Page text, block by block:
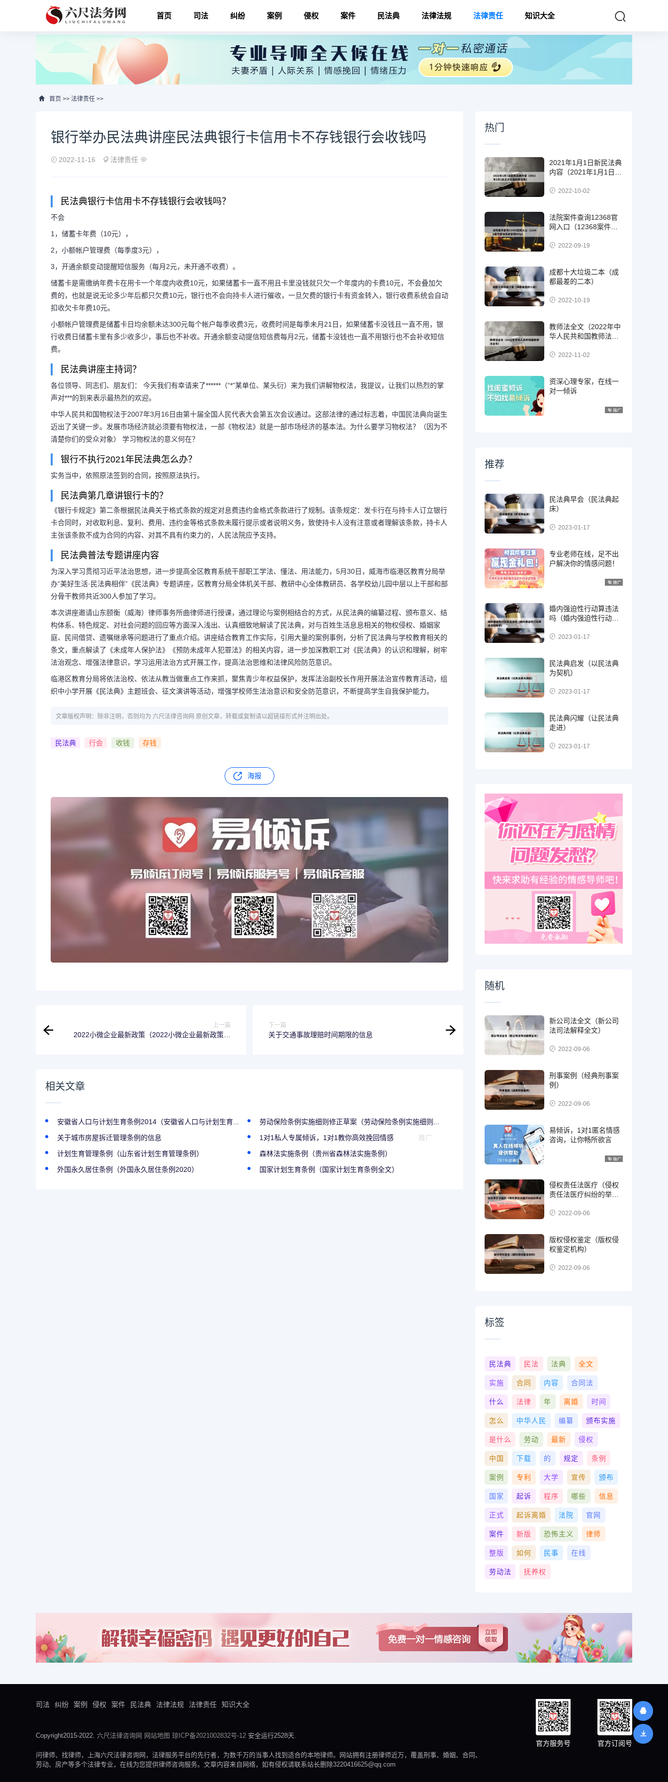
首页 司法 纠纷 案例 侵权 案件 民法典 法律法规 法律责任 知识大全
首页 >> 法律责任 >>
银行举办民法典讲座民法典银行卡信用卡不存钱银行会收钱吗
2022-11-16 法律责任
民法典银行卡信用卡不存钱银行会收钱吗？
不会
1，储蓄卡年费（10元），
2，小额帐户管理费（每季度3元），
3，开通余额变动提醒短信服务（每月2元，未开通不收费）。
储蓄卡是需缴纳年费卡在用卡一个年度内收费10元，如果储蓄卡一直不用且卡里没钱就只欠一个年度内的卡费10元，不会叠加欠
费的，也就是说无论多少年后都只欠费10元，银行也不会向持卡人进行催收，一旦欠费的银行卡有资金转入，银行收费系统会自动
扣收欠卡年费10元。
小额帐户管理费是储蓄卡日均余额未达300元每个帐户每季收费3元，收费时间是每季未月21日，如果储蓄卡没钱且一直不用，银
行收费日储蓄卡里有多少收多少，事后也不补收。开通余额变动提信短信费每月2元，储蓄卡没钱也一直不用银行也不会补收短信
费。
民法典讲座主持词？
各位领导、同志们、朋友们： 今天我们有幸请来了******（“*”某单位、某头衍）来为我们讲解物权法，我提议，让我们以热烈的掌
声对***的到来表示最热烈的欢迎。
中华人民共和国物权法于2007年3月16日由第十届全国人民代表大会第五次会议通过。这部法律的通过标志着，中国民法典向诞生
迈出了关键一步。发展市场经济就必须要有物权法，一部《物权法》就是一部市场经济的基本法。为什么要学习物权法？（因为不
清楚你们的受众对象） 学习物权法的意义何在？
银行不执行2021年民法典怎么办？
实务当中，依照原法签到的合同，按照原法执行。
民法典第几章讲银行卡的？
《银行卡规定》第二条根据民法典关于格式条款的规定对息费违约金格式条款进行了规制。该条规定：发卡行在与持卡人订立银行
卡合同时，对收取利息、复利、费用、违约金等格式条款未履行提示或者说明义务，致使持卡人没有注意或者理解该条款，持卡人
主张该条款不成为合同的内容、对其不具有约束力的，人民法院应予支持。
民法典普法专题讲座内容
为深入学习贯彻习近平法治思想，进一步提高全区教育系统干部职工学法、懂法、用法能力，5月30日，威海市临港区教育分局举
办“美好生活·民法典相伴”《民法典》专题讲座，区教育分局全体机关干部、教研中心全体教研员、各学校幼儿园中层以上干部和部
分骨干教师共近300人参加了学习。
本次讲座邀请山东颐衡（威海）律师事务所曲律师进行授课，通过理论与案例相结合的方式，从民法典的编纂过程、颁布意义、结
构体系、特色规定、对社会问题的回应等方面深入浅出、认真细致地解读了民法典，对与百姓生活息息相关的物权侵权、婚姻家
庭、民间借贷、遗嘱继承等问题进行了重点介绍。讲座结合教育工作实际，引用大量的案例事例，分析了民法典与学校教育相关的
条文，重点解读了《未成年人保护法》《预防未成年人犯罪法》的相关内容，进一步加深教职工对《民法典》的认识和理解，树牢
法治观念、增强法律意识，学习运用法治方式开展工作，提高法治思维和法律风险防范意识。
临港区教育分局将依法治校、依法从教当做重点工作来抓，聚焦青少年权益保护，发挥法治副校长作用开展法治宣传教育活动，组
织中小学开展《民法典》主题班会、征文演讲等活动，增强学校师生法治意识和安全防范意识，不断提高学生自我保护能力。
文章版权声明：除非注明，否则均为 六尺法律咨询网 原创文章，转载或复制请以超链接形式并注明出处。
民法典 行会 收钱 存钱
海报
上一篇
2022小微企业最新政策（2022小微企业最新政策出
下一篇
关于交通事故理赔时间期限的信息
相关文章
安徽省人口与计划生育条例2014（安徽省人口与计划生育...
劳动保险条例实施细则修正草案（劳动保险条例实施细则...
关于城市房屋拆迁管理条例的信息
1对1私人专属倾诉，1对1教你高效挽回情感
推广
计划生育管理条例（山东省计划生育管理条例）
森林法实施条例（贵州省森林法实施条例）
外国永久居住条例（外国永久居住条例2020）
国家计划生育条例（国家计划生育条例全文）
热门
2021年1月1日新民法典
内容（2021年1月1日正
2022-10-02
法院案件查询12368官
网入口（12368案件查
2022-09-19
成都十大垃圾二本（成
都最差的二本）
2022-10-19
教师法全文（2022年中
华人民共和国教师法全
2022-11-02
资深心理专家，在线一
对一倾诉
推荐
民法典早会（民法典起
床）
2023-01-17
专业老师在线，足不出
户解决你的情感问题！
婚内强迫性行动算违法
吗（婚内强迫性行动算
2023-01-17
民法典启发（以民法典
为契机）
2023-01-17
民法典闪耀（让民法典
走进）
2023-01-17
随机
新公司法全文（新公司
法司法解释全文）
2022-09-06
刑事案例（经典刑事案
例）
2022-09-06
易倾诉，1对1匿名情感
咨询，让你畅所欲言
侵权责任法医疗（侵权
责任法医疗纠纷的举
2022-09-06
版权侵权鉴定（版权侵
权鉴定机构）
2022-09-06
标签
民法典 民法 法典 全文
实施 合同 内容 合同法
什么 法律 年 离婚 时间
怎么 中华人民 编纂 颁布实施
是什么 劳动 最新 侵权
中国 下载 的 规定 条例
案例 专利 大学 宣传 颁布
国家 起诉 程序 哪些 信息
正式 起诉离婚 法院 官网
案件 新版 恐怖主义 律师
整版 如何 民事 在线
劳动法 抚养权
官方服务号 官方订阅号
司法 纠纷 案例 侵权 案件 民法典 法律法规 法律责任 知识大全
Copyright2015-2022. 六尺法律咨询网 网站地图 琼ICP备2021002832号-12 安全运行2528天.
问律师、找律师，上海六尺法律咨询网，法律服务平台的先行者，为数千万的当事人找到适合的本地律师。网站拥有注册律师近万，覆盖刑事、婚姻、合同、
劳动、房产等多个法律专业，在线为您提供律师咨询服务。文章内容来自网络，如有侵权请联系站长删除3220416625@qq.com
银行举办民法典讲座民法典银行卡信用卡
不存钱银行会收钱吗
民法典银行卡信用卡不存钱银行会收钱吗？不会1，储蓄
卡年费（10元），2，小额帐户管理费（每季度3元），3，
开通余额变动提醒短信服务（每月2元，未开通不收费）。储
蓄卡是需缴...
长按图片识别二维码阅读更多